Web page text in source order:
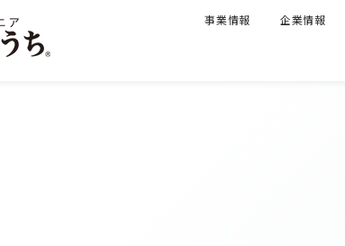
事業情報 企業情報